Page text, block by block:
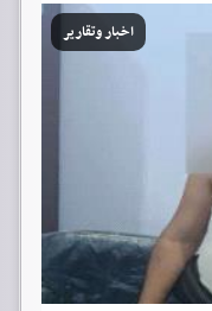
اخبار وتقارير